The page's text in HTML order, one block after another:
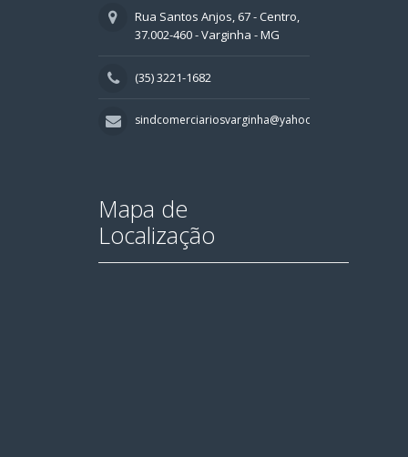
Rua Santos Anjos, 67 - Centro,
37.002-460 - Varginha - MG
(35) 3221-1682
sindcomerciariosvarginha@yahoo.com.br
Mapa de
Localização